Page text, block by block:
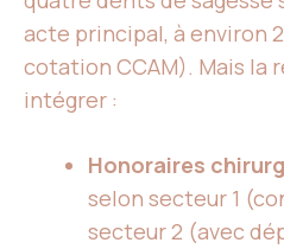
acte principal, à environ
cotation CCAM). Mais la
intégrer :
Honoraires
selon secteur 1
secteur 2 (avec